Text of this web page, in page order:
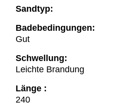
Sandtyp:
Badebedingungen:
Gut
Schwellung:
Leichte Brandung
Länge :
240